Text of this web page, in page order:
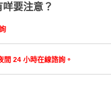
要注意？
24 小時在線諮詢。